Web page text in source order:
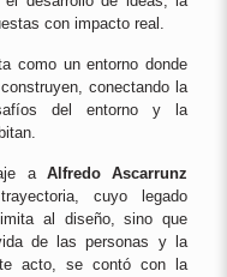
con impacto real.
como un entorno donde
conectando la
del entorno y la
a Alfredo Ascarrunz
cuyo legado
al diseño, sino que
de las personas y la
acto, se contó con la